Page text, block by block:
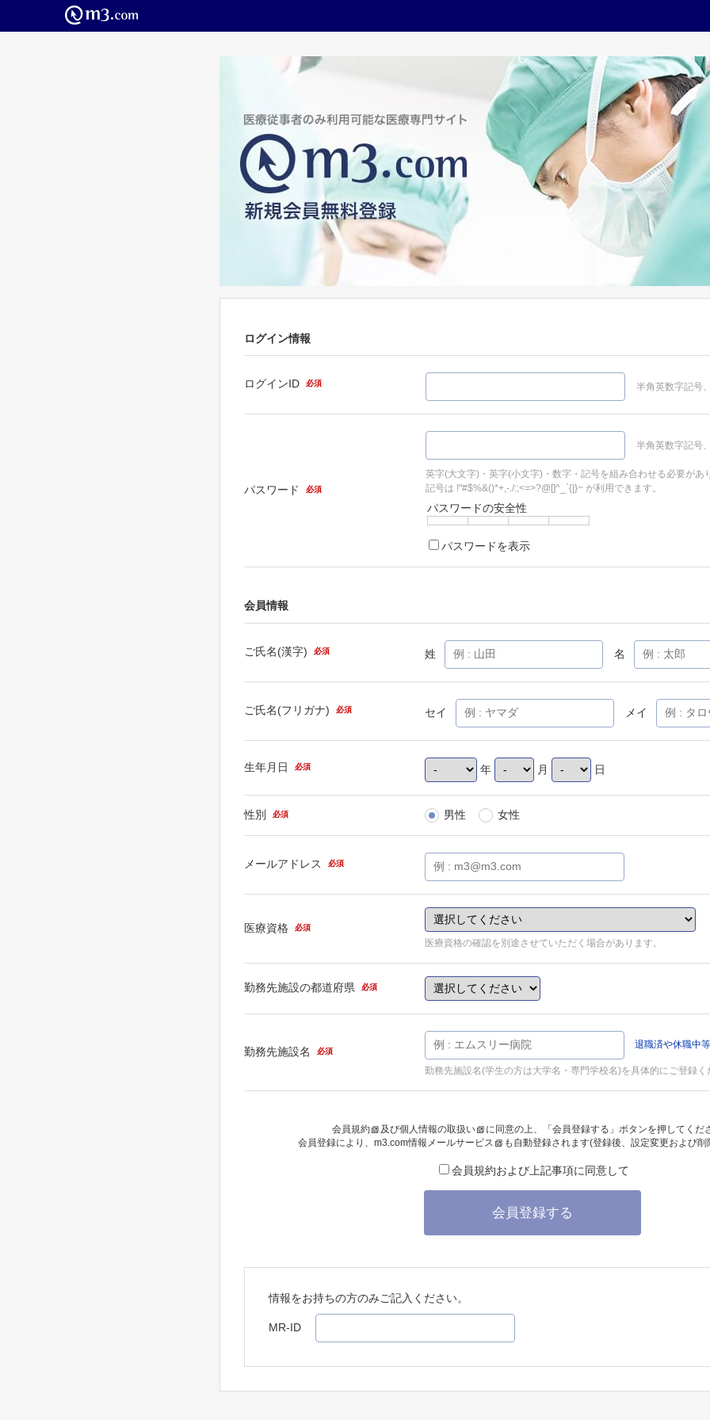
ログイン情報
ログインID 必須 半角英数字記号
パスワード 必須
半角英数字記号
英字(大文字)・英字(小文字)・数字・記号を組み合わせる必要があ
記号は !"#$%&()*+,-./:;<=>?@[]^_`{|}~ が利用できます。
パスワードの安全性
パスワードを表示
会員情報
ご氏名(漢字) 必須 姓 名
ご氏名(フリガナ) 必須 セイ メイ
生年月日 必須 年 月 日
性別 必須 男性 女性
メールアドレス 必須
医療資格 必須
医療資格の確認を別途させていただく場合があります。
勤務先施設の都道府県 必須
勤務先施設名 必須
退職済や休職中
勤務先施設名(学生の方は大学名・専門学校名)を具体的にご登録く
会員規約 及び個人情報の取扱い
に同意の上、「会員登録する」ボタンを押してくだ
会員登録により、 m3.com情報メールサービス も自動登録されます(登録後、設定変更および
会員規約および上記事項に同意して
会員登録する
情報をお持ちの方のみご記入ください。
MR-ID